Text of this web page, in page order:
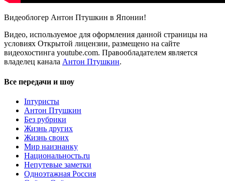
Видеоблогер Антон Птушкин в Японии!
Видео, используемое для оформления данной страницы на
условиях Открытой лицензии, размещено на сайте
видеохостинга youtube.com. Правообладателем является
владелец канала Антон Птушкин.
Все передачи и шоу
Inтуристы
Антон Птушкин
Без рубрики
Жизнь других
Жизнь своих
Мир наизнанку
Национальность.ru
Непутевые заметки
Одноэтажная Россия